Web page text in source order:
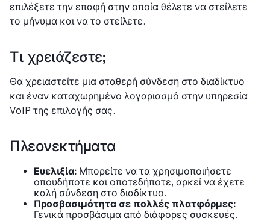
επιλέξετε την επαφή στην οποία θέλετε να στείλετε
το μήνυμα και να το στείλετε.
Τι χρειάζεστε;
Θα χρειαστείτε μια σταθερή σύνδεση στο διαδίκτυο
και έναν καταχωρημένο λογαριασμό στην υπηρεσία
VoIP της επιλογής σας.
Πλεονεκτήματα
Ευελιξία: Μπορείτε να τα χρησιμοποιήσετε
οπουδήποτε και οποτεδήποτε, αρκεί να έχετε
καλή σύνδεση στο διαδίκτυο.
Προσβασιμότητα σε πολλές πλατφόρμες:
Γενικά προσβάσιμα από διάφορες συσκευές.